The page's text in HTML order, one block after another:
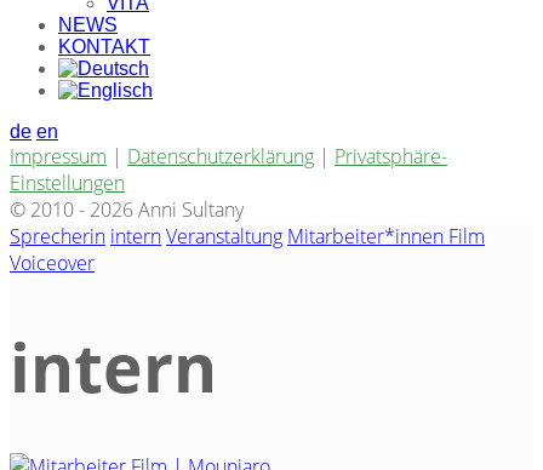
NEWS
KONTAKT
de en
Impressum | Datenschutzerklärung | Privatsphäre-
Einstellungen
© 2010 - 2026 Anni Sultany
Sprecherin internVeranstaltung Mitarbeiter*innen Film
Voiceover
intern